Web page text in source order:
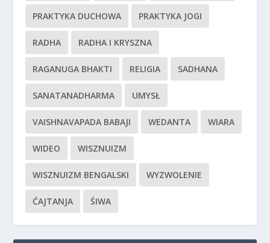
PRAKTYKA DUCHOWA PRAKTYKA JOGI
RADHA RADHA I KRYSZNA
RAGANUGA BHAKTI RELIGIA SADHANA
SANATANADHARMA UMYSŁ
VAISHNAVAPADA BABAJI WEDANTA WIARA
WIDEO WISZNUIZM
WISZNUIZM BENGALSKI WYZWOLENIE
ĆAJTANJA ŚIWA